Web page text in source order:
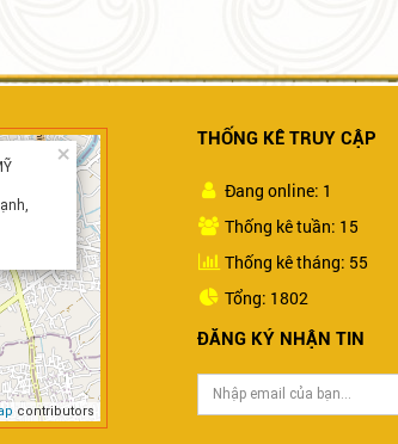
×
contributors
THỐNG KÊ TRUY CẬP
Đang online: 1
Thống kê tuần: 15
Thống kê tháng: 55
Tổng: 1802
ĐĂNG KÝ NHẬN TIN